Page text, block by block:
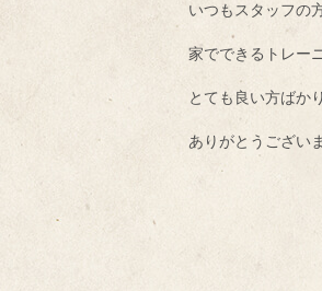
いつもスタッフの
家でできるトレー
とても良い方ばか
ありがとうござい